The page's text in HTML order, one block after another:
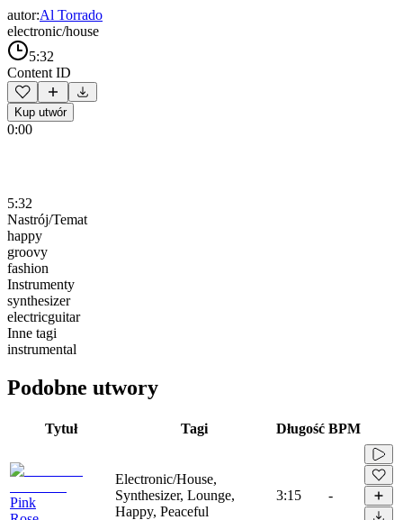
autor:Al Torrado
electronic/house
5:32
Content ID
Kup utwór
0:00
5:32
Nastrój/Temat
happy
groovy
fashion
Instrumenty
synthesizer
electricguitar
Inne tagi
instrumental
Podobne utwory
Tytuł Tagi Długość BPM
Pink
Electronic/House,
Synthesizer, Lounge,
Happy, Peaceful
3:15 -